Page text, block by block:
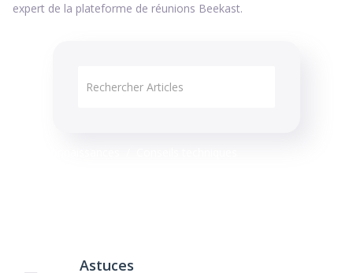
expert de la plateforme de réunions Beekast.
Astuces